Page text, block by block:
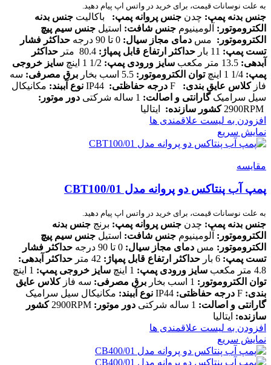
به علت نوسانات قیمت، برای خرید در واتس اپ پیام دهید.
جنس بدنه پمپ: چدن جنس پروانه پمپ: باکالیت جنس بدنه
الکتروموتور: آلومینیوم جنس شافت: استیل جنس سیم پیچ
الکتروموتور: مس دمای مجاز سیال:
حداکثر فشار
تست پمپ:
حداکثر ارتفاع قابل پمپاژ:
حداکثر
آبدهی:
سایز ورودی پمپ:
سایز خروجی
پمپ:
توان الکتروموتور: برق مصرفی: سه
فازکلاس عایق بندی: درجه حفاظتی: نوع آببند: مکانیکال
سیل سرامیکگارانتی و اصالت:
دور موتور:
کشور سازنده: ایتالیا
افزودن به لیست علاقمندی ها
نمایش سریع
مقایسه
پمپ آب پنتاکس دو پروانه مدل CBT100/01
به علت نوسانات قیمت، برای خرید در واتس اپ پیام دهید.
جنس بدنه پمپ: چدن جنس پروانه پمپ: برنج جنس بدنه
الکتروموتور : آلومینیوم جنس شافت: استیل جنس سیم پیچ
الکتروموتور : مس دمای مجاز سیال:
حداکثر فشار
تست پمپ: حداکثر ارتفاع قابل پمپاژ : حداکثر آبدهی:
4.8 متر مکعب
سایز ورودی پمپ: سایز خروجی پمپ:
توان الکتروموتور : برق مصرفی: سه فازکلاس عایق
بندی: درجه حفاظتی: نوع آببند: مکانیکال سیل سرامیک
گارانتی و اصالت: دور موتور :
کشور
سازنده: ایتالیا
افزودن به لیست علاقمندی ها
نمایش سریع